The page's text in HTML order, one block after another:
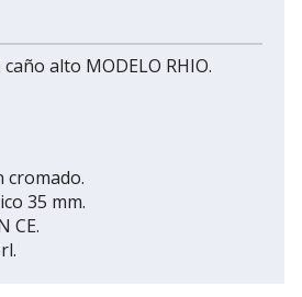
alto MODELO RHIO.
cromado.
35 mm.
CE.